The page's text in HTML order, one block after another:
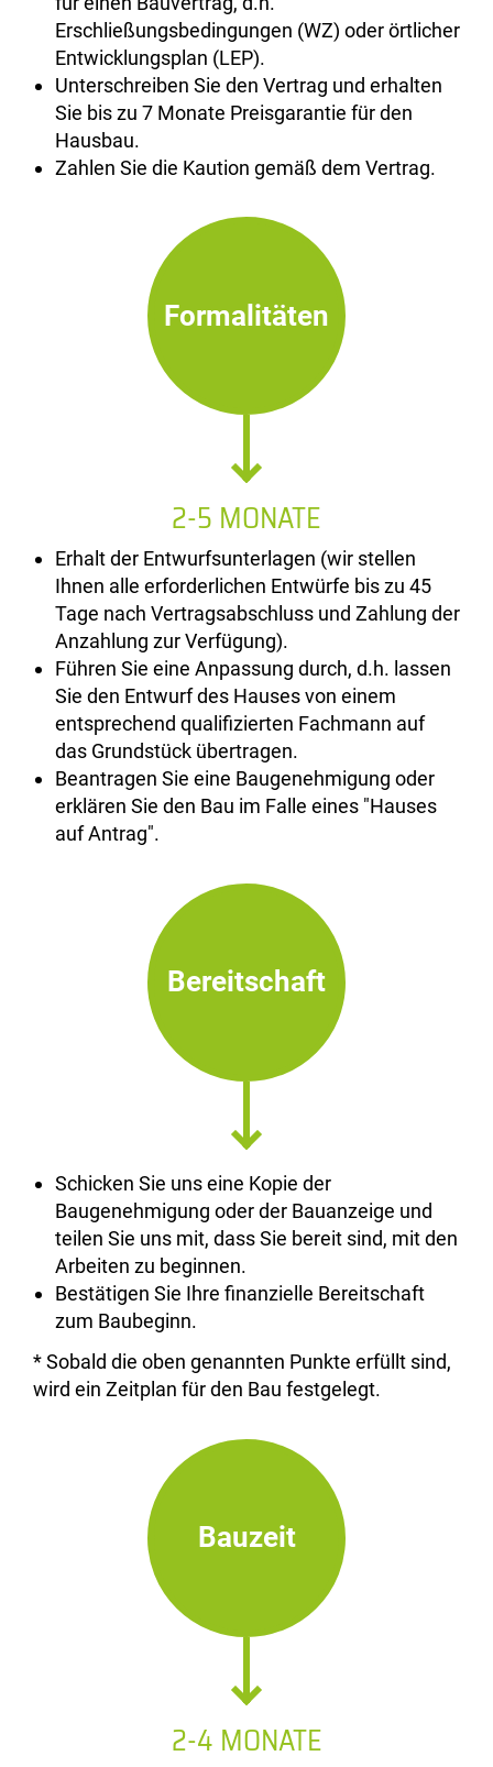
Erschließungsbedingungen (WZ) oder örtlicher
Entwicklungsplan (LEP).
Unterschreiben Sie den Vertrag und erhalten
Sie bis zu 7 Monate Preisgarantie für den
Hausbau.
Zahlen Sie die Kaution gemäß dem Vertrag.
Formalitäten
2-5 MONATE
Erhalt der Entwurfsunterlagen (wir stellen
Ihnen alle erforderlichen Entwürfe bis zu 45
Tage nach Vertragsabschluss und Zahlung der
Anzahlung zur Verfügung).
Führen Sie eine Anpassung durch, d.h. lassen
Sie den Entwurf des Hauses von einem
entsprechend qualifizierten Fachmann auf
das Grundstück übertragen.
Beantragen Sie eine Baugenehmigung oder
erklären Sie den Bau im Falle eines "Hauses
auf Antrag".
Bereitschaft
Schicken Sie uns eine Kopie der
Baugenehmigung oder der Bauanzeige und
teilen Sie uns mit, dass Sie bereit sind, mit den
Arbeiten zu beginnen.
Bestätigen Sie Ihre finanzielle Bereitschaft
zum Baubeginn.
* Sobald die oben genannten Punkte erfüllt sind,
wird ein Zeitplan für den Bau festgelegt.
Bauzeit
2-4 MONATE